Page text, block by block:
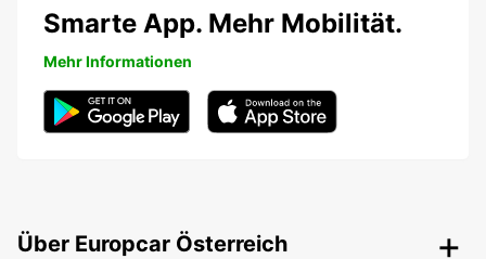
Smarte App. Mehr Mobilität.
Mehr Informationen
Über Europcar Österreich